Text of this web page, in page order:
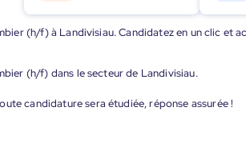
(h/f) à Landivisiau. Candidatez en un clic et
(h/f) dans le secteur de Landivisiau.
candidature sera étudiée, réponse assurée !